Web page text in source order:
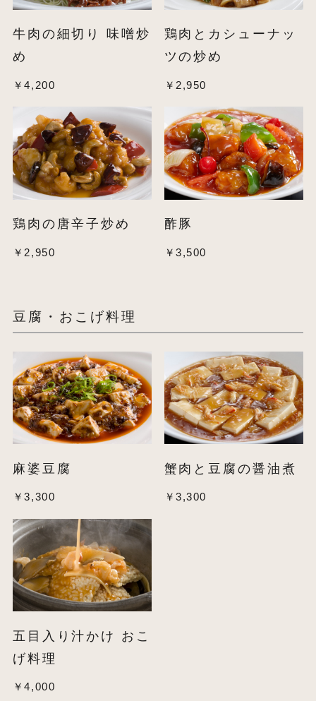
牛肉の細切り 味噌炒
め
￥4,200
鶏肉とカシューナッ
ツの炒め
￥2,950
鶏肉の唐辛子炒め
￥2,950
酢豚
￥3,500
豆腐・おこげ料理
麻婆豆腐
￥3,300
蟹肉と豆腐の醤油煮
￥3,300
五目入り汁かけ おこ
げ料理
￥4,000